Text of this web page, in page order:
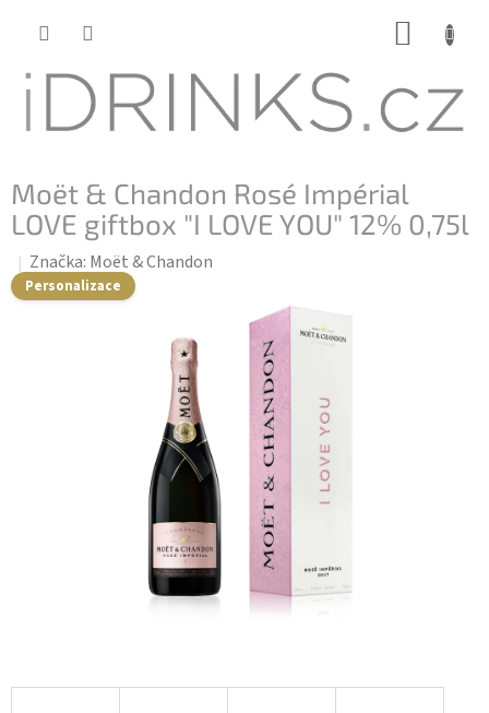
Moët & Chandon Rosé Impérial
LOVE giftbox "I LOVE YOU" 12% 0,75l
Personalizace
Značka: Moët & Chandon